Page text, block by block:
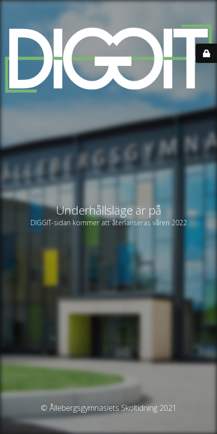
Underhållsläge är på
DIGGIT-sidan kommer att återlanseras våren 2022
© Ållebergsgymnasiets Skoltidning 2021